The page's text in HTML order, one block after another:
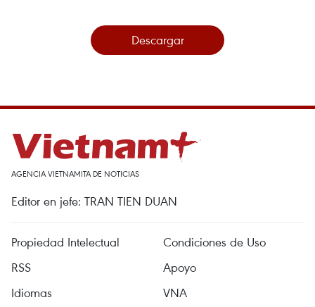
Descargar
AGENCIA VIETNAMITA DE NOTICIAS
Editor en jefe: TRAN TIEN DUAN
Propiedad Intelectual
Condiciones de Uso
RSS
Apoyo
Idiomas
VNA